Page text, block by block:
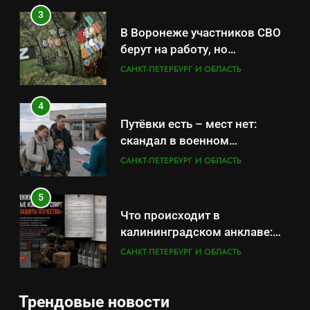
4
Путёвки есть – мест нет:
скандал в военном
5
Что происходит в
калининградском анклаве:
6
«500-тонный беспилотник»
или очередная показуха? Что
7
Трендовые новости
5